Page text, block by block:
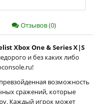
Отзывов (0)
Xbox One & Series X|S
и без каких либо
возможность
сражений, которые
Каждый игрок может